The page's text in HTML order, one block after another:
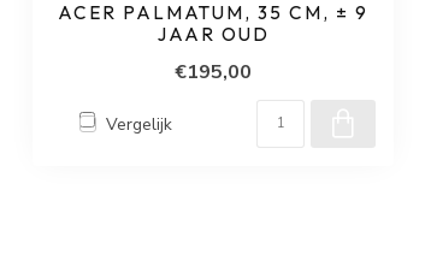
ACER PALMATUM, 35 CM, ± 9
JAAR OUD
€195,00
Vergelijk